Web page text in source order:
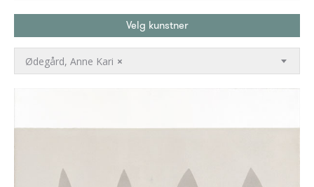
Velg kunstner
×
Ødegård, Anne Kari